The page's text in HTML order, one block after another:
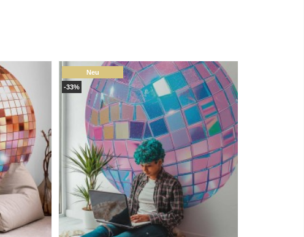
-33%
Neu